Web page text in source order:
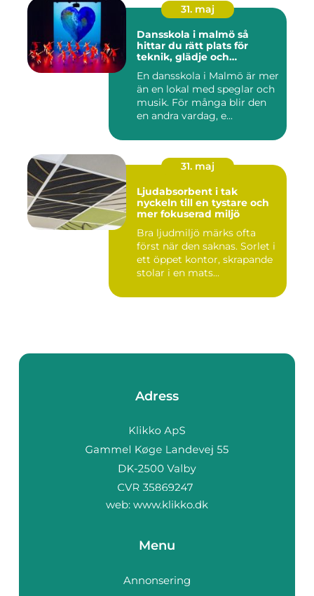
31. maj
Dansskola i malmö så
hittar du rätt plats för
teknik, glädje och
En dansskola i Malmö är mer
än en lokal med speglar och
musik. För många blir den
en andra vardag, e...
31. maj
Ljudabsorbent i tak
nyckeln till en tystare och
mer fokuserad miljö
Bra ljudmiljö märks ofta
först när den saknas. Sorlet i
ett öppet kontor, skrapande
stolar i en mats...
Adress
web: www.klikko.dk
Menu
Annonsering